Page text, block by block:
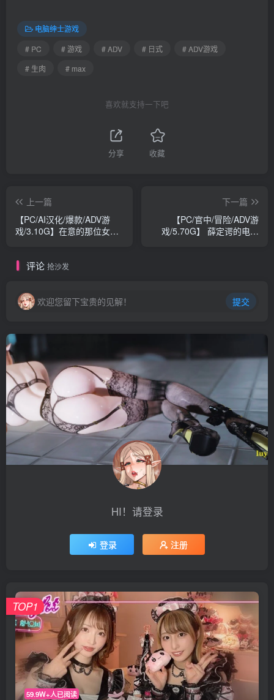
电脑绅士游戏
# PC
# 游戏 # ADV # 日式
# ADV游戏
# 生肉
# max
喜欢就支持一下吧
分享 收藏
上一篇
【PC/AI汉化/爆款/ADV游
戏/3.10G】在意的那位女友
+全CG存档+爆款ADV游戏
下一篇
【PC/官中/冒险/ADV游
戏/5.70G】 薛定谔的电话
评论 抢沙发
欢迎您留下宝贵的见解！ 提交
HI！请登录
登录 注册
59.9W+人已阅读
TOP1